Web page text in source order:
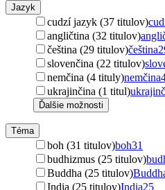
Jazyk
cudzí jazyk (37 titulov)
angličtina (32 titulov)
čeština (29 titulov)čeština
slovenčina (22 titulov)
nemčina (4 tituly)nemčina
ukrajinčina (1 titul)
Ďalšie možnosti
Téma
boh (31 titulov)boh31
budhizmus (25 titulov)
Buddha (25 titulov)
India (25 titulov)India25